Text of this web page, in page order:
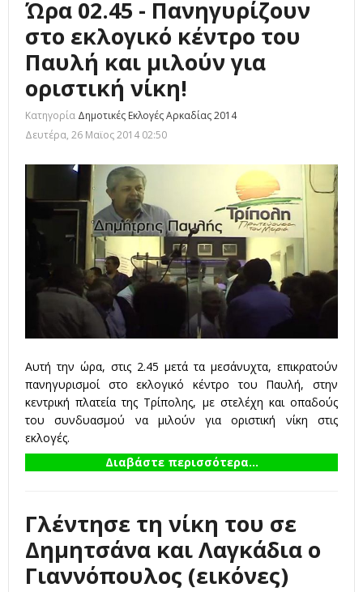
Ώρα 02.45 - Πανηγυρίζουν
στο εκλογικό κέντρο του
Παυλή και μιλούν για
οριστική νίκη!
Κατηγορία Δημοτικές Εκλογές Αρκαδίας 2014
Δευτέρα, 26 Μαϊος 2014 02:50
Αυτή την ώρα, στις 2.45 μετά τα μεσάνυχτα, επικρατούν
πανηγυρισμοί στο εκλογικό κέντρο του Παυλή, στην
κεντρική πλατεία της Τρίπολης, με στελέχη και οπαδούς
του συνδυασμού να μιλούν για οριστική νίκη στις
εκλογές.
Διαβάστε περισσότερα...
Γλέντησε τη νίκη του σε
Δημητσάνα και Λαγκάδια ο
Γιαννόπουλος (εικόνες)